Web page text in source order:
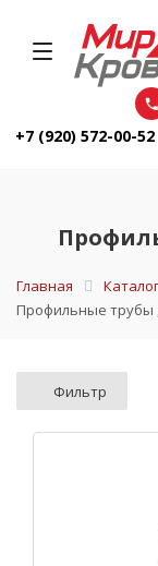
+7 (920) 572-00-52
Главная Каталог
Профильные трубы
Фильтр